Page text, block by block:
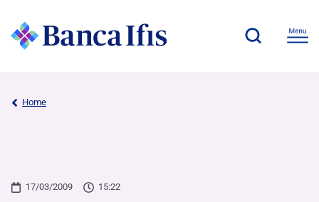
Home
17/03/2009 15:22